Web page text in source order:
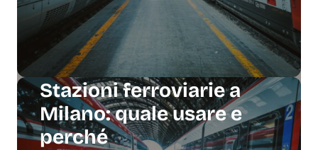
Stazioni ferroviarie a
Milano: quale usare e
perché